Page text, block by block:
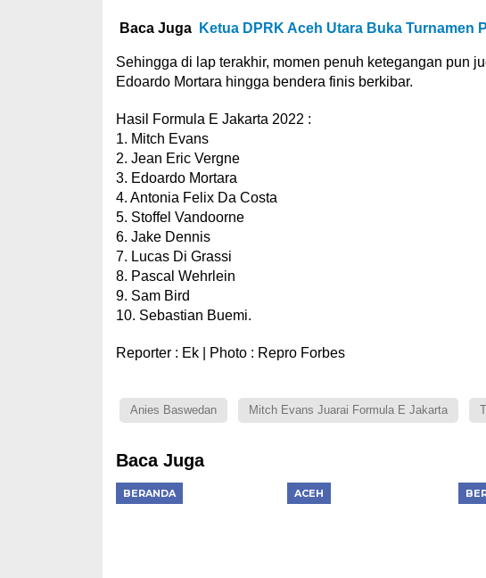
Baca Juga Ketua DPRK Aceh Utara Buka Turnamen
Sehingga di lap terakhir, momen penuh ketegangan pun
Edoardo Mortara hingga bendera finis berkibar.
Hasil Formula E Jakarta 2022 :
1. Mitch Evans
2. Jean Eric Vergne
3. Edoardo Mortara
4. Antonia Felix Da Costa
5. Stoffel Vandoorne
6. Jake Dennis
7. Lucas Di Grassi
8. Pascal Wehrlein
9. Sam Bird
10. Sebastian Buemi.
Reporter : Ek | Photo : Repro Forbes
Anies Baswedan Mitch Evans Juarai Formula E Jakarta
Baca Juga
BERANDA ACEH